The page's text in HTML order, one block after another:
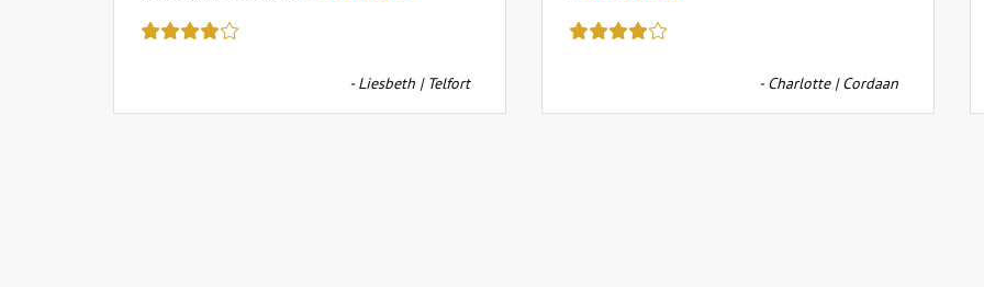
review
cijfer
- Liesbeth | Telfort
review
cijfer
- Charlotte | Cordaan